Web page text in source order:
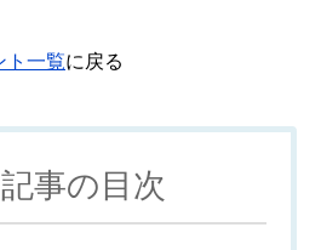
ト一覧に戻る
事の目次